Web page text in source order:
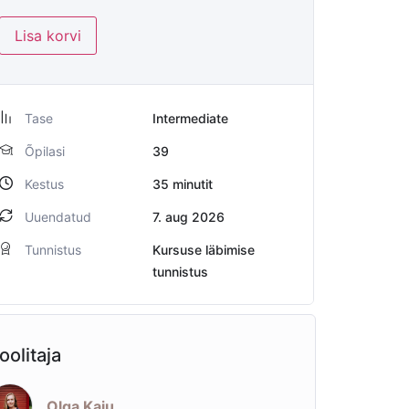
Lisa korvi
Tase Intermediate
Õpilasi 39
Kestus 35 minutit
Uuendatud 7. aug 2026
Tunnistus
Kursuse läbimise
tunnistus